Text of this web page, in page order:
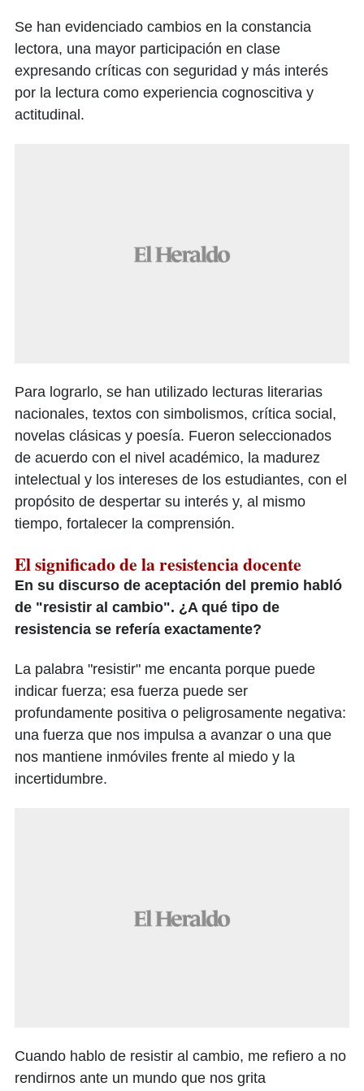
Se han evidenciado cambios en la constancia
lectora, una mayor participación en clase
expresando críticas con seguridad y más interés
por la lectura como experiencia cognoscitiva y
actitudinal.
Para lograrlo, se han utilizado lecturas literarias
nacionales, textos con simbolismos, crítica social,
novelas clásicas y poesía. Fueron seleccionados
de acuerdo con el nivel académico, la madurez
intelectual y los intereses de los estudiantes, con el
propósito de despertar su interés y, al mismo
tiempo, fortalecer la comprensión.
El significado de la resistencia docente
En su discurso de aceptación del premio habló
de "resistir al cambio". ¿A qué tipo de
resistencia se refería exactamente?
La palabra "resistir" me encanta porque puede
indicar fuerza; esa fuerza puede ser
profundamente positiva o peligrosamente negativa:
una fuerza que nos impulsa a avanzar o una que
nos mantiene inmóviles frente al miedo y la
incertidumbre.
Cuando hablo de resistir al cambio, me refiero a no
rendirnos ante un mundo que nos grita